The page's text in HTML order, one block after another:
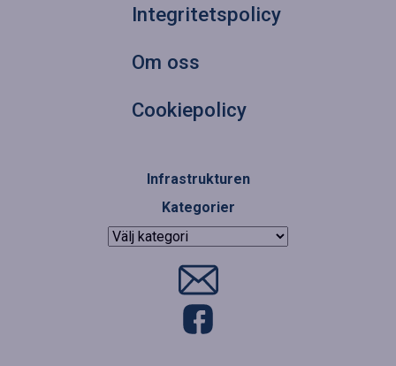
Integritetspolicy
Om oss
Cookiepolicy
Infrastrukturen
Kategorier
Kategorier